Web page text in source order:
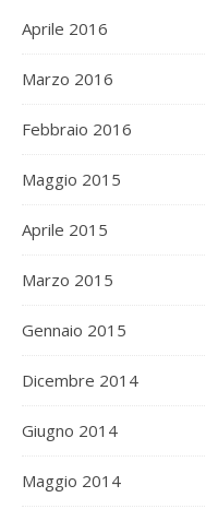
Aprile 2016
Marzo 2016
Febbraio 2016
Maggio 2015
Aprile 2015
Marzo 2015
Gennaio 2015
Dicembre 2014
Giugno 2014
Maggio 2014